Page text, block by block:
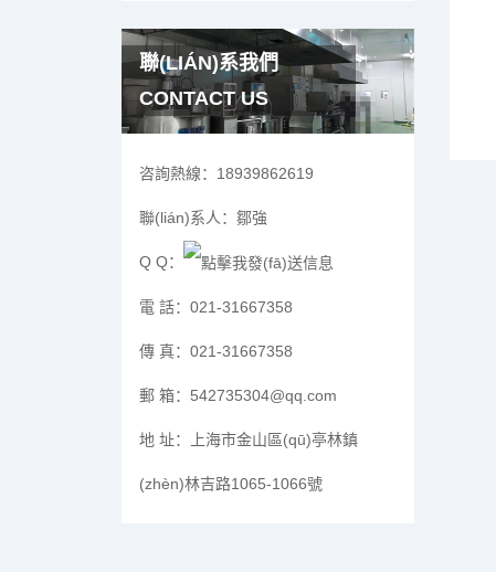
聯(LIÁN)系我們
CONTACT US
咨詢熱線： 18939862619
聯(lián)系人： 鄒強
Q Q：
電 話： 021-31667358
傳 真： 021-31667358
郵 箱： 542735304@qq.com
地 址： 上海市金山區(qū)亭林鎮
(zhèn)林吉路1065-1066號